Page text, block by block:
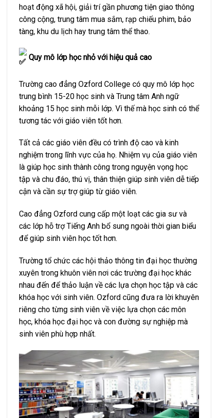
hoạt động xã hội, giải trí gần phương tiện giao thông
công cộng, trung tâm mua sắm, rạp chiếu phim, bảo
tàng, khu du lịch hay trung tâm thể thao.
Quy mô lớp học nhỏ với hiệu quả cao
Trường cao đẳng Ozford College có quy mô lớp học
trung bình 15-20 học sinh và Trung tâm Anh ngữ
khoảng 15 học sinh mỗi lớp. Vì thế mà học sinh có thể
tương tác với giáo viên tốt hơn.
Tất cả các giáo viên đều có trình độ cao và kinh
nghiệm trong lĩnh vực của họ. Nhiệm vụ của giáo viên
là giúp học sinh thành công trong nguyện vọng học
tập và chu đáo, thú vị, thân thiện giúp sinh viên dễ tiếp
cận và cần sự trợ giúp từ giáo viên.
Cao đẳng Ozford cung cấp một loạt các gia sư và
các lớp hỗ trợ Tiếng Anh bổ sung ngoài thời gian biểu
để giúp sinh viên học tốt hơn.
Trường tổ chức các hội thảo thông tin đại học thường
xuyên trong khuôn viên nơi các trường đại học khác
nhau đến để thảo luận về các lựa chọn học tập và các
khóa học với sinh viên. Ozford cũng đưa ra lời khuyên
riêng cho từng sinh viên về việc lựa chọn các môn
học, khóa học đại học và con đường sự nghiệp mà
sinh viên phù hợp nhất.